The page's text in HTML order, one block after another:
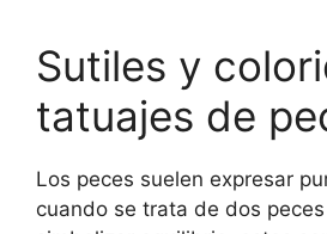
Sutiles y
tatuajes de
Los peces suelen expresar
cuando se trata de dos